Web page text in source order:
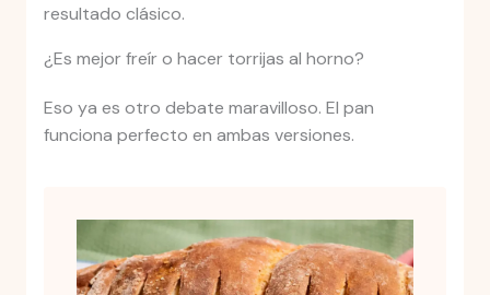
resultado clásico.
¿Es mejor freír o hacer torrijas al horno?
Eso ya es otro debate maravilloso. El pan
funciona perfecto en ambas versiones.